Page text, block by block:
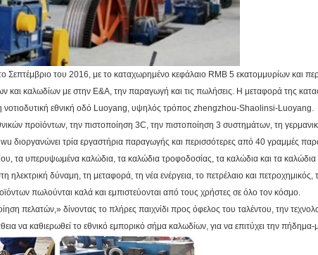
του 2016, με το καταχωρημένο κεφάλαιο RMB 5 εκατομμυρίων και
και καλωδίων με στην Ε&Α, την παραγωγή και τις πωλήσεις. Η μεταφορά της
νοτιοδυτική εθνική οδό Luoyang, υψηλός τρόπος zhengzhou-Shaolinsi-Luoyang.
προϊόντων, την πιστοποίηση 3C, την πιστοποίηση 3 συστημάτων, τη
τρία εργαστήρια παραγωγής και περισσότερες από 40 γραμμές
τα υπερυψωμένα καλώδια, τα καλώδια τροφοδοσίας, τα καλώδια και τα καλώδια
δύναμη, τη μεταφορά, τη νέα ενέργεια, το πετρέλαιο και πετροχημικός,
πωλούνται καλά και εμπιστεύονται από τους χρήστες σε όλο τον κόσμο.
πελατών,» δίνοντας το πλήρες παιχνίδι προς όφελος του ταλέντου, την
να καθιερωθεί το εθνικό εμπορικό σήμα καλωδίων, για να επιτύχει την